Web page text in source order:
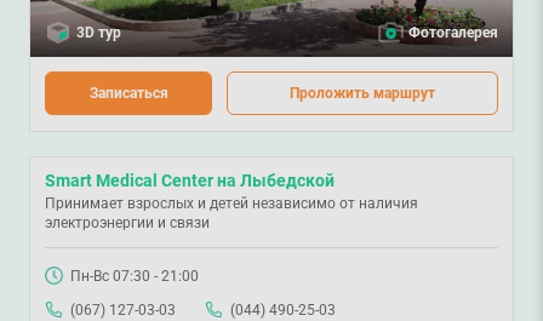
3D тур Фотогалерея
Записаться Проложить маршрут
Smart Medical Center на Лыбедской
Принимает взрослых и детей независимо от наличия
электроэнергии и связи
Пн-Вс 07:30 - 21:00
(067) 127-03-03
(044) 490-25-03